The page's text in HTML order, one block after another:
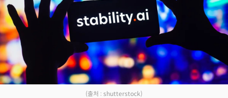
(출처 : shutterstock)